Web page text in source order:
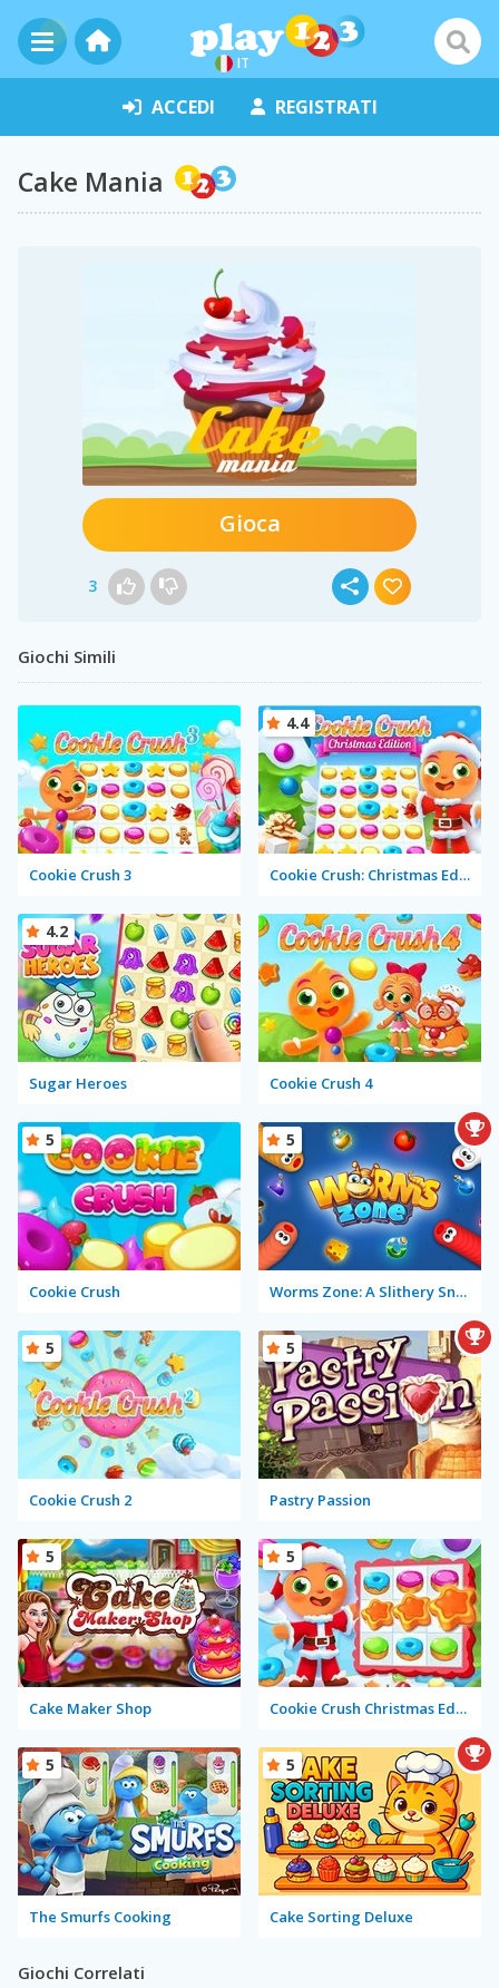
IT
ACCEDI REGISTRATI
Cake Mania
Gioca
3
Giochi Simili
Cookie Crush 3 Cookie Crush: Christmas Edition
4.4
Sugar Heroes
4.2
Cookie Crush 4
Cookie Crush
5
Worms Zone: A Slithery Snake
5
Cookie Crush 2
5
Pastry Passion
5
Cake Maker Shop
5
Cookie Crush Christmas Edition 2
5
The Smurfs Cooking
5
Cake Sorting Deluxe
5
Giochi Correlati